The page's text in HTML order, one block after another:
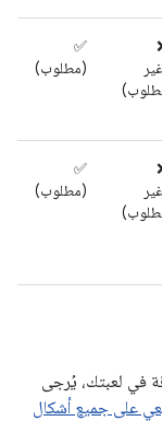
‫✅
(مطلوب)
‫✅
(مطلوب)
في لعبتك، يُرجى
على جميع أشكال